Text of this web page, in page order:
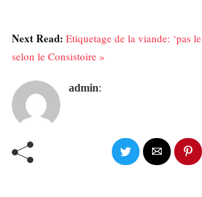
Next Read: Etiquetage de la viande: ‘pas
selon le Consistoire »
admin: